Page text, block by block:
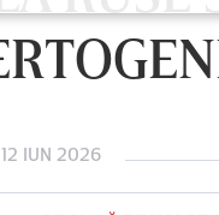
12 IUN 2026
LUNI 10 AUG, 21:30